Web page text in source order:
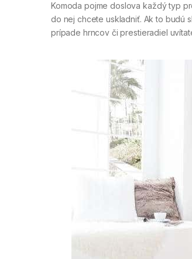
Komoda pojme doslova každý typ
do nej chcete uskladniť. Ak to budú
prípade hrncov či prestieradiel